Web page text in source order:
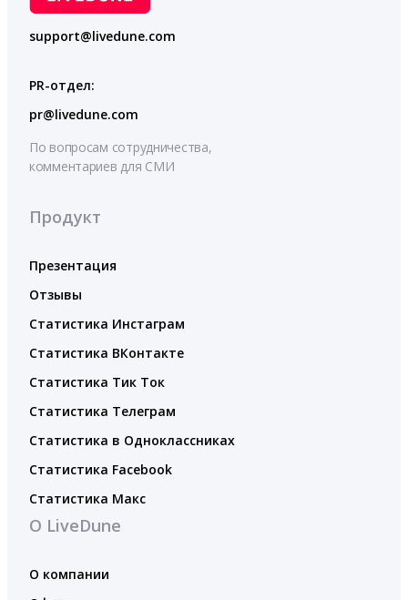
support@livedune.com
PR-отдел:
pr@livedune.com
По вопросам сотрудничества,
комментариев для СМИ
Продукт
Презентация
Отзывы
Статистика Инстаграм
Статистика ВКонтакте
Статистика Тик Ток
Статистика Телеграм
Статистика в Одноклассниках
Статистика Facebook
Статистика Макс
О LiveDune
О компании